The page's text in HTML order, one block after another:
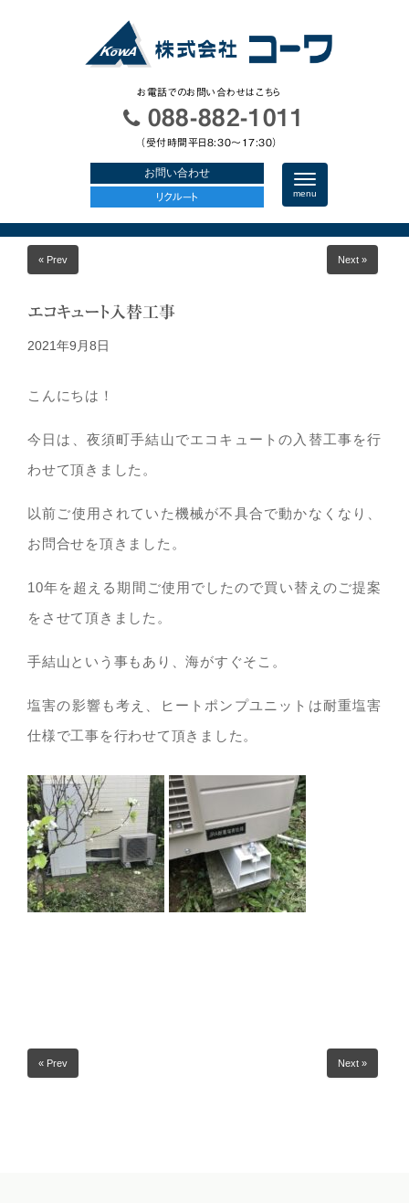
お電話でのお問い合わせはこちら
088-882-1011
（受付時間平日8:30〜17:30）
お問い合わせ
リクルート
N
a
v
i
g
menu
« Prev Next »
エコキュート入替工事
2021年9月8日
こんにちは！
今日は、夜須町手結山でエコキュートの入替工事を行
わせて頂きました。
以前ご使用されていた機械が不具合で動かなくなり、
お問合せを頂きました。
10年を超える期間ご使用でしたので買い替えのご提案
をさせて頂きました。
手結山という事もあり、海がすぐそこ。
塩害の影響も考え、ヒートポンプユニットは耐重塩害
仕様で工事を行わせて頂きました。
« Prev Next »